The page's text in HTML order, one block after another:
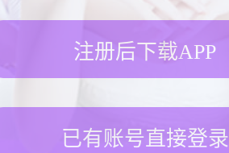
注册后下载APP
已有账号直接登录